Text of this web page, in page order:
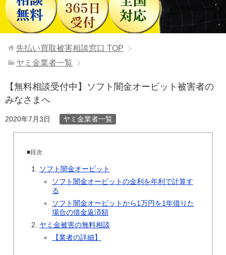
先払い買取被害相談窓口 TOP
ヤミ金業者一覧
【無料相談受付中】ソフト闇金オービット被害者の
みなさまへ
2020年7月3日 ヤミ金業者一覧
■目次
ソフト闇金オービット
ソフト闇金オービットの金利を年利で計算す
る
ソフト闇金オービットから1万円を1年借りた
場合の借金返済額
ヤミ金被害の無料相談
【業者の詳細】